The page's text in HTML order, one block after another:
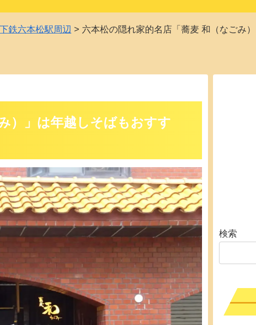
鉄六本松駅周辺 > 六本松の隠れ家的名店「蕎麦 和（なごみ
）」は年越しそばもおすす
検索